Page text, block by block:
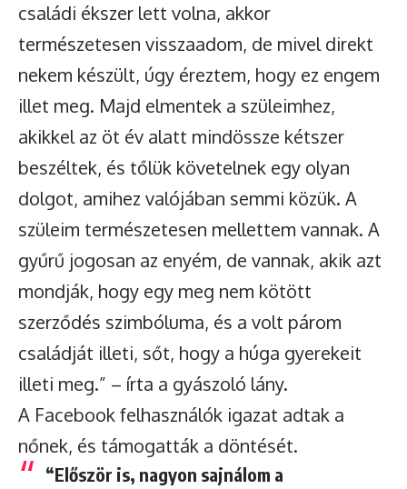
családi ékszer lett volna, akkor
természetesen visszaadom, de mivel direkt
nekem készült, úgy éreztem, hogy ez engem
illet meg. Majd elmentek a szüleimhez,
akikkel az öt év alatt mindössze kétszer
beszéltek, és tőlük követelnek egy olyan
dolgot, amihez valójában semmi közük. A
szüleim természetesen mellettem vannak. A
gyűrű jogosan az enyém, de vannak, akik azt
mondják, hogy egy meg nem kötött
szerződés szimbóluma, és a volt párom
családját illeti, sőt, hogy a húga gyerekeit
illeti meg.” – írta a gyászoló lány.
A Facebook felhasználók igazat adtak a
nőnek, és támogatták a döntését.
“Először is, nagyon sajnálom a